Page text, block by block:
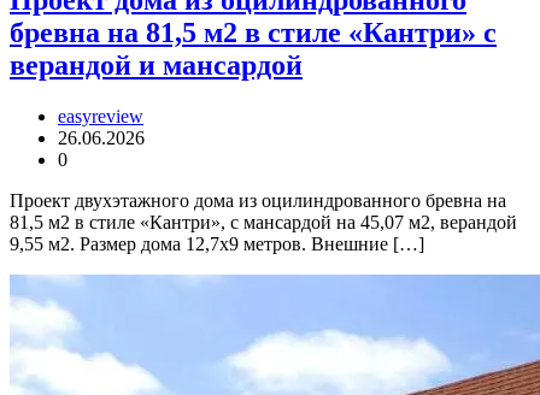
бревна на 81,5 м2 в стиле «Кантри» с
верандой и мансардой
easyreview
26.06.2026
0
Проект двухэтажного дома из оцилиндрованного бревна на
81,5 м2 в стиле «Кантри», с мансардой на 45,07 м2, верандой
9,55 м2. Размер дома 12,7х9 метров. Внешние […]